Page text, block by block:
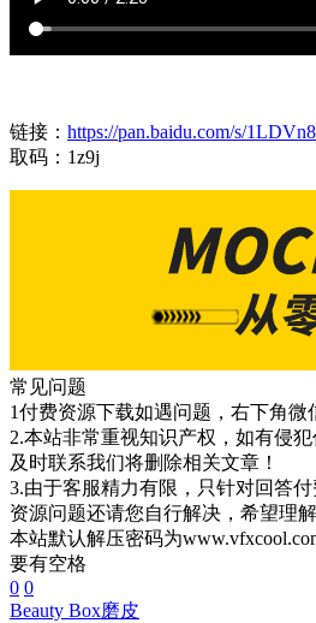
链接： https://pan.baidu.com/s/
取码：1z9j
常见问题
1付费资源下载如遇问题，右下角微
2.本站非常重视知识产权，如有侵
及时联系我们将删除相关文章！
3.由于客服精力有限，只针对回答
资源问题还请您自行解决，希望理解
本站默认解压密码为
要有空格
0 0
Beauty Box磨皮